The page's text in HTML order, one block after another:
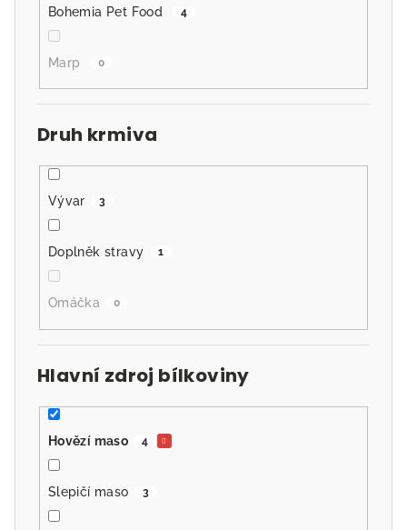
Bohemia Pet Food 4
Marp 0
Druh krmiva
Vývar 3
Doplněk stravy 1
Omáčka 0
Hlavní zdroj bílkoviny
Hovězí maso 4
Slepičí maso 3